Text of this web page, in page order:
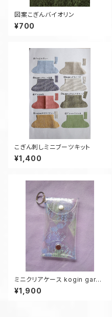
図案こぎんバイオリン
¥700
こぎん刺しミニブーツキット
¥1,400
ミニクリアケース kogin garde
n1
¥1,900